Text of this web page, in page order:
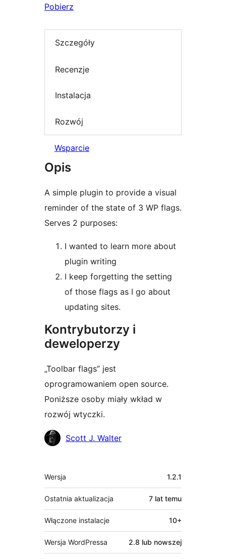
Pobierz
Szczegóły
Recenzje
Instalacja
Rozwój
Wsparcie
Opis
A simple plugin to provide a visual
reminder of the state of 3 WP flags.
Serves 2 purposes:
I wanted to learn more about
plugin writing
I keep forgetting the setting
of those flags as I go about
updating sites.
Kontrybutorzy i
deweloperzy
„Toolbar flags” jest
oprogramowaniem open source.
Poniższe osoby miały wkład w
rozwój wtyczki.
Zaangażowani
Scott J. Walter
Meta
Wersja 1.2.1
Ostatnia aktualizacja 7 lat temu
Włączone instalacje 10+
Wersja WordPressa 2.8 lub nowszej